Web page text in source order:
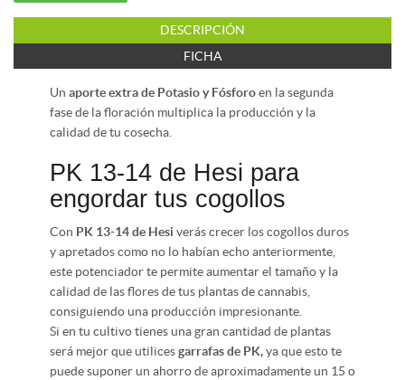
DESCRIPCIÓN
FICHA
Un aporte extra de Potasio y Fósforoen la segunda
fase de la floración multiplica la producción y la
calidad de tu cosecha.
PK 13-14 de Hesi para
engordar tus cogollos
Con PK 13-14 de Hesi verás crecer los cogollos duros
y apretados como no lo habían echo anteriormente,
este potenciador te permite aumentar el tamaño y la
calidad de las flores de tus plantas de cannabis,
consiguiendo una producción impresionante.
Si en tu cultivo tienes una gran cantidad de plantas
será mejor que utilicesgarrafas de PK,ya que esto te
puede suponer un ahorro de aproximadamente un 15 o